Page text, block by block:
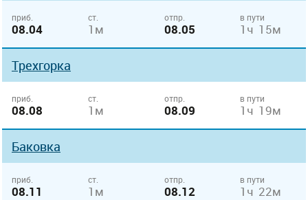
приб.
08.04
ст.
1м
отпр.
08.05
в пути
1ч 15м
Трехгорка
приб.
08.08
ст.
1м
отпр.
08.09
в пути
1ч 19м
Баковка
приб.
08.11
ст.
1м
отпр.
08.12
в пути
1ч 22м